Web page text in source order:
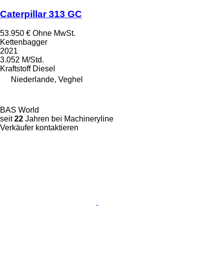
Caterpillar 313 GC
53.950 € Ohne MwSt.
Kettenbagger
2021
3.052 M/Std.
Kraftstoff Diesel
Niederlande, Veghel
BAS World
seit22 Jahren bei Machineryline
Verkäufer kontaktieren